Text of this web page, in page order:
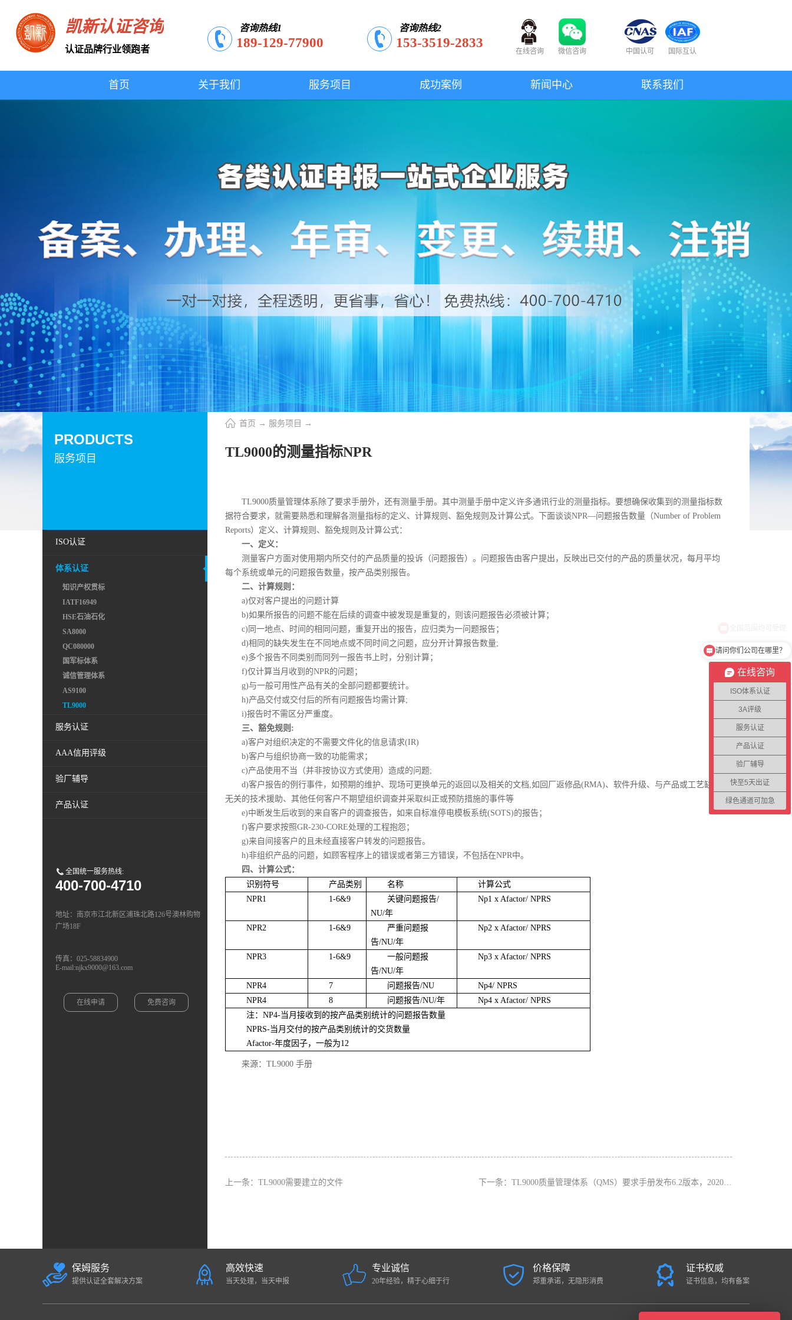
凯新认证咨询
认证品牌行业领跑者
咨询热线1
189-129-77900
咨询热线2
153-3519-2833
在线咨询 微信咨询 中国认可 国际互认
首页 关于我们 服务项目 成功案例 新闻中心 联系我们
服务项目
PRODUCTS
ISO认证
体系认证
知识产权贯标
IATF16949
HSE石油石化
SA8000
QC080000
国军标体系
诚信管理体系
AS9100
TL9000
服务认证
AAA信用评级
验厂辅导
产品认证
全国统一服务热线:
400-700-4710
地址：南京市江北新区浦珠北路126号澳林购物
广场18F
传真：025-58834900
E-mail:njkx9000@163.com
在线申请 免费咨询
首页 → 服务项目 →
TL9000的测量指标NPR
TL9000质量管理体系除了要求手册外，还有测量手册。其中测量手册中定义许多通讯行业的测量指标。要想确保收集到的测量指标数
据符合要求，就需要熟悉和理解各测量指标的定义、计算规则、豁免规则及计算公式。下面谈谈NPR—问题报告数量（Number of Problem
Reports）定义、计算规则、豁免规则及计算公式：
一、定义：
测量客户方面对使用期内所交付的产品质量的投诉（问题报告）。问题报告由客户提出，反映出已交付的产品的质量状况，每月平均
每个系统或单元的问题报告数量，按产品类别报告。
二、计算规则：
a)仅对客户提出的问题计算
b)如果所报告的问题不能在后续的调查中被发现是重复的，则该问题报告必须被计算；
c)同一地点、时间的相同问题，重复开出的报告，应归类为一问题报告；
d)相同的缺失发生在不同地点或不同时间之问题，应分开计算报告数量;
e)多个报告不同类别而同列一报告书上时，分别计算；
f)仅计算当月收到的NPR的问题；
g)与一般可用性产品有关的全部问题都要统计。
h)产品交付或交付后的所有问题报告均需计算;
i)报告时不需区分严重度。
三、豁免规则:
a)客户对组织决定的不需要文件化的信息请求(IR)
b)客户与组织协商一致的功能需求；
c)产品使用不当（并非按协议方式使用）造成的问题;
d)客户报告的例行事件，如预期的维护、现场可更换单元的返回以及相关的文档,如回厂返修品(RMA)、软件升级、与产品或工艺缺陷
无关的技术援助、其他任何客户不期望组织调查并采取纠正或预防措施的事件等
e)中断发生后收到的来自客户的调查报告，如来自标准停电模板系统(SOTS)的报告；
f)客户要求按照GR-230-CORE处理的工程抱怨；
g)来自间接客户的且未经直接客户转发的问题报告。
h)非组织产品的问题，如顾客程序上的错误或者第三方错误，不包括在NPR中。
四、计算公式：
识别符号
产品类别 名称
计算公式
NPR1
1-6&9
关键问题报告/
NU/年
Np1 x Afactor/ NPRS
NPR2 1-6&9
严重问题报
告/NU/年
Np2 x Afactor/ NPRS
NPR3 1-6&9
一般问题报
告/NU/年
Np3 x Afactor/ NPRS
NPR4 7 问题报告/NU
Np4/ NPRS
NPR4
8 问题报告/NU/年
Np4 x Afactor/ NPRS
注：NP4-当月接收到的按产品类别统计的问题报告数量
NPRS-当月交付的按产品类别统计的交货数量
Afactor-年度因子，一般为12
来源：TL9000 手册
上一条： TL9000需要建立的文件 下一条： TL9000质量管理体系（QMS）要求手册发布6.2版本，2020年4月1日生效
保姆服务
提供认证全套解决方案
高效快速
当天处理，当天申报
专业诚信
20年经验，精于心细于行
价格保障
郑重承诺，无隐形消费
证书权威
证书信息，均有备案
在线咨询
ISO体系认证
3A评级
服务认证
产品认证
验厂辅导
快至5天出证
绿色通道可加急
请问你们公司在哪里？